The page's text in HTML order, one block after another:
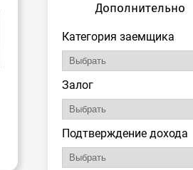
Дополнительно
Категория заемщика
Залог
Подтверждение дохода